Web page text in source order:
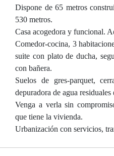
Dispone de 65 metros
530 metros.
Casa acogedora y funcional.
Comedor-cocina, 3
suite con plato de ducha,
con bañera.
Suelos de gres-parquet,
depuradora de agua residuales
Venga a verla sin
que tiene la vivienda.
Urbanización con servicios,